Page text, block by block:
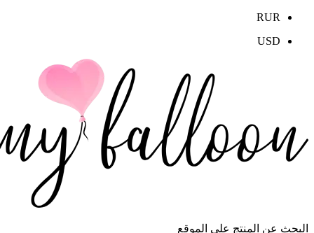
RUR
USD
البحث عن المنتج على الموقع